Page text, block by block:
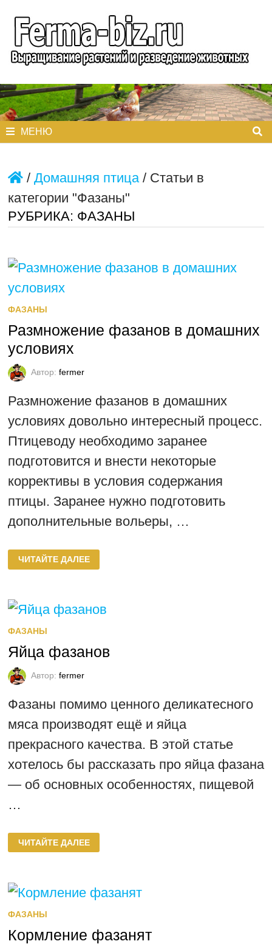
содержимому
МЕНЮ
/ Домашняя птица/ Статьи в
категории "Фазаны"
РУБРИКА: ФАЗАНЫ
ФАЗАНЫ
Размножение фазанов в домашних
условиях
Автор: fermer
Размножение фазанов в домашних
условиях довольно интересный процесс.
Птицеводу необходимо заранее
подготовится и внести некоторые
коррективы в условия содержания
птицы. Заранее нужно подготовить
дополнительные вольеры, …
РАЗМНОЖЕНИЕ
ФАЗАНОВ
В
ЧИТАЙТЕ ДАЛЕЕ
ФАЗАНЫ
Яйца фазанов
Автор: fermer
Фазаны помимо ценного деликатесного
мяса производят ещё и яйца
прекрасного качества. В этой статье
хотелось бы рассказать про яйца фазана
— об основных особенностях, пищевой
…
ЯЙЦА
ФАЗАНОВ
ЧИТАЙТЕ ДАЛЕЕ
ФАЗАНЫ
Кормление фазанят